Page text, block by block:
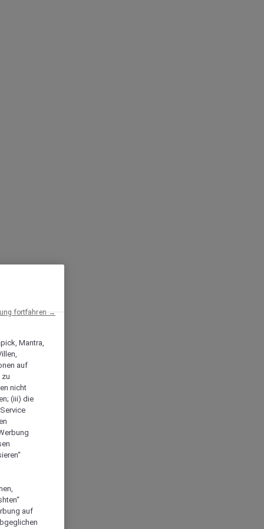
Mantra,
auf
zu
nicht
(iii) die
auf
fortfahren →